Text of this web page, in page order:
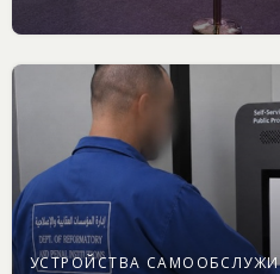
УСТРОЙСТВА